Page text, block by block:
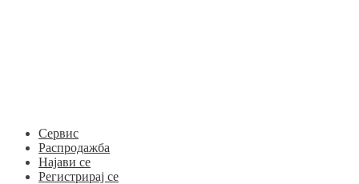
Сервис
Распродажба
Најави се
Регистрирај се